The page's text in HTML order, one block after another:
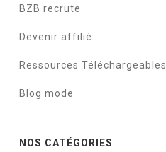
BZB recrute
Devenir affilié
Ressources Téléchargeables
Blog mode
NOS CATÉGORIES